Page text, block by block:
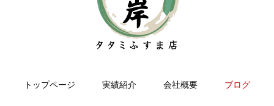
トップページ 実績紹介 会社概要 ブログ